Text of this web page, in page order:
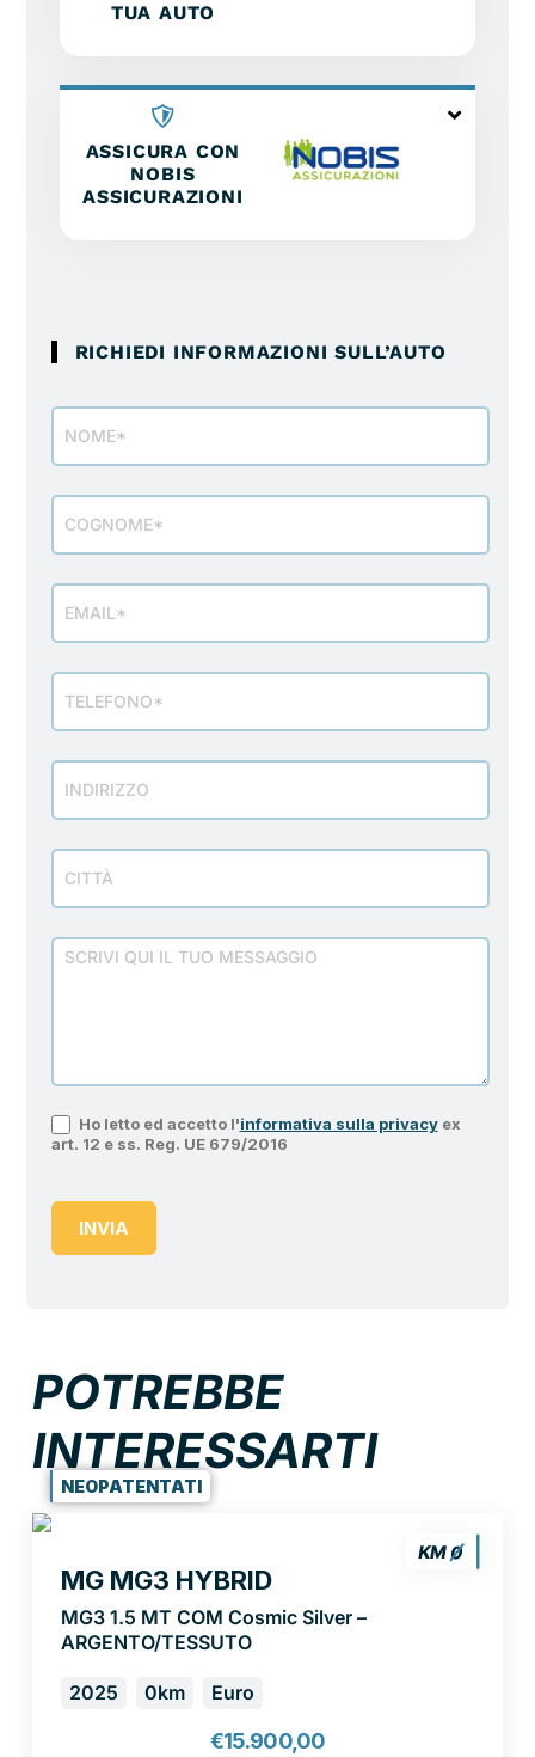
TUA AUTO
ASSICURA CON
NOBIS
ASSICURAZIONI
RICHIEDI INFORMAZIONI SULL’AUTO
richiesta
info
veicolo
Ho letto ed accetto l'informativa sulla privacyex
art. 12 e ss. Reg. UE 679/2016
INVIA
POTREBBE
INTERESSARTI
NEOPATENTATI
MG MG3 HYBRID
MG3 1.5 MT COM Cosmic Silver –
ARGENTO/TESSUTO
2025 0km Euro
€15.900,00